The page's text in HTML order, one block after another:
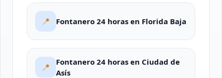
📍 Fontanero 24 horas en Florida Baja
📍
Fontanero 24 horas en Ciudad de
Asís